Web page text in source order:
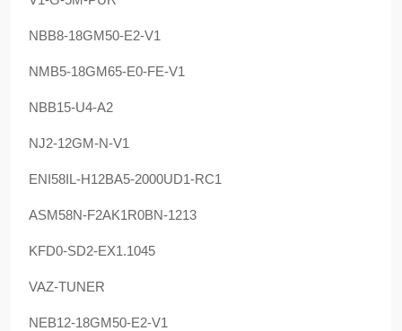
NBB8-18GM50-E2-V1
NMB5-18GM65-E0-FE-V1
NBB15-U4-A2
NJ2-12GM-N-V1
ENI58IL-H12BA5-2000UD1-RC1
ASM58N-F2AK1R0BN-1213
KFD0-SD2-EX1.1045
VAZ-TUNER
NEB12-18GM50-E2-V1